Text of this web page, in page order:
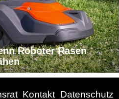
Roboter Rasen
Kontakt Datenschutz